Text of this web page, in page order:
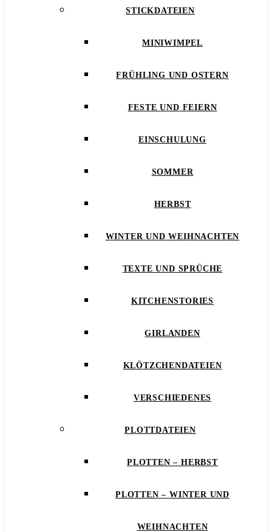
STICKDATEIEN
MINIWIMPEL
FRÜHLING UND OSTERN
FESTE UND FEIERN
EINSCHULUNG
SOMMER
HERBST
WINTER UND WEIHNACHTEN
TEXTE UND SPRÜCHE
KITCHENSTORIES
GIRLANDEN
KLÖTZCHENDATEIEN
VERSCHIEDENES
PLOTTDATEIEN
PLOTTEN – HERBST
PLOTTEN – WINTER UND
WEIHNACHTEN